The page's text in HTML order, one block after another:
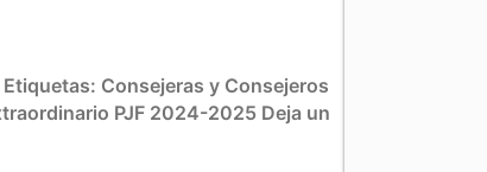
Etiquetas: Consejeras y Consejeros
PJF 2024-2025 Deja un